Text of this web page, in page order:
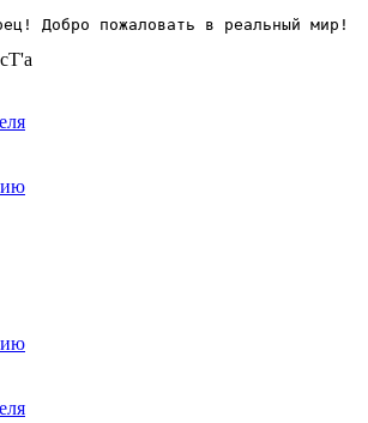
Добро пожаловать в реальный мир!